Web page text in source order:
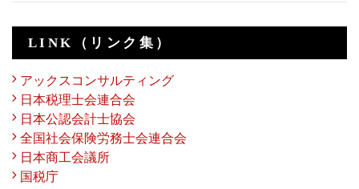
LINK（リンク集）
アックスコンサルティング
日本税理士会連合会
日本公認会計士協会
全国社会保険労務士会連合会
日本商工会議所
国税庁